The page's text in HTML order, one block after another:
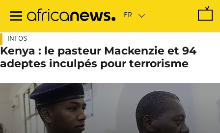
contenu
INFOS
Kenya : le pasteur Mackenzie et 94
adeptes inculpés pour terrorisme